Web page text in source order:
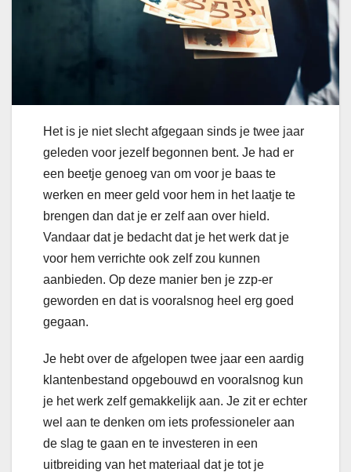
Het is je niet slecht afgegaan sinds je twee jaar
geleden voor jezelf begonnen bent. Je had er
een beetje genoeg van om voor je baas te
werken en meer geld voor hem in het laatje te
brengen dan dat je er zelf aan over hield.
Vandaar dat je bedacht dat je het werk dat je
voor hem verrichte ook zelf zou kunnen
aanbieden. Op deze manier ben je zzp-er
geworden en dat is vooralsnog heel erg goed
gegaan.
Je hebt over de afgelopen twee jaar een aardig
klantenbestand opgebouwd en vooralsnog kun
je het werk zelf gemakkelijk aan. Je zit er echter
wel aan te denken om iets professioneler aan
de slag te gaan en te investeren in een
uitbreiding van het materiaal dat je tot je